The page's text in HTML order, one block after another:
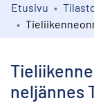
Kokoelmat
Etusivu
neljännes